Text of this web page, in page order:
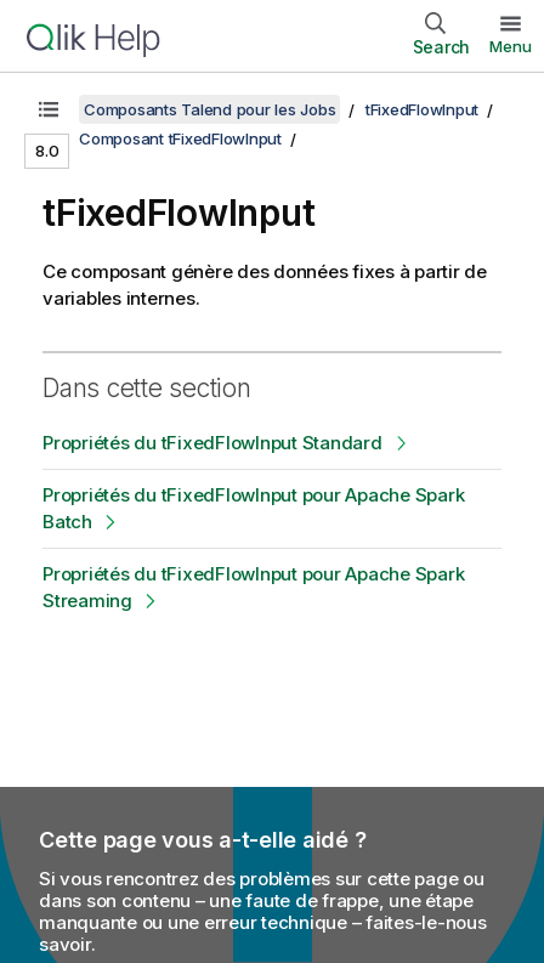
Search Menu
8.0
Composants Talend pour les Jobs
tFixedFlowInput
Composant tFixedFlowInput
tFixedFlowInput
Ce composant génère des données fixes à partir de
variables internes.
Dans cette section
Propriétés du tFixedFlowInput Standard
Propriétés du tFixedFlowInput pour Apache Spark
Batch
Propriétés du tFixedFlowInput pour Apache Spark
Streaming
Cette page vous a-t-elle aidé ?
Si vous rencontrez des problèmes sur cette page ou
dans son contenu – une faute de frappe, une étape
manquante ou une erreur technique – faites-le-nous
savoir.